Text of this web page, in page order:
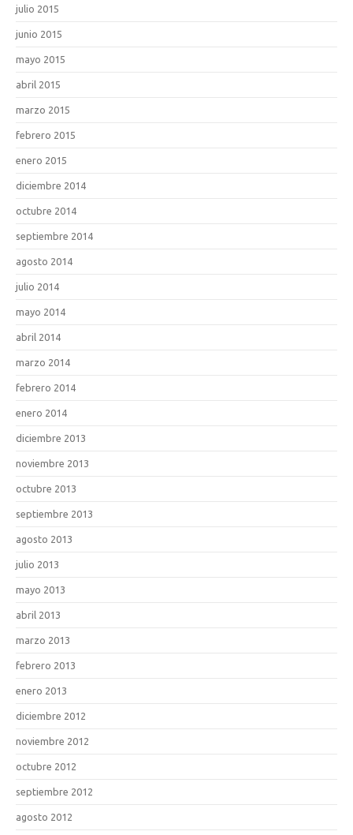
julio 2015
junio 2015
mayo 2015
abril 2015
marzo 2015
febrero 2015
enero 2015
diciembre 2014
octubre 2014
septiembre 2014
agosto 2014
julio 2014
mayo 2014
abril 2014
marzo 2014
febrero 2014
enero 2014
diciembre 2013
noviembre 2013
octubre 2013
septiembre 2013
agosto 2013
julio 2013
mayo 2013
abril 2013
marzo 2013
febrero 2013
enero 2013
diciembre 2012
noviembre 2012
octubre 2012
septiembre 2012
agosto 2012